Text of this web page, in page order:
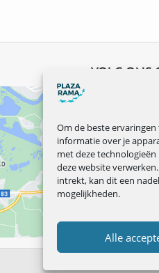
Om de beste
informatie over je
met deze
deze website
intrekt, kan dit een
mogelijkheden.
Alle
VOLG ONS